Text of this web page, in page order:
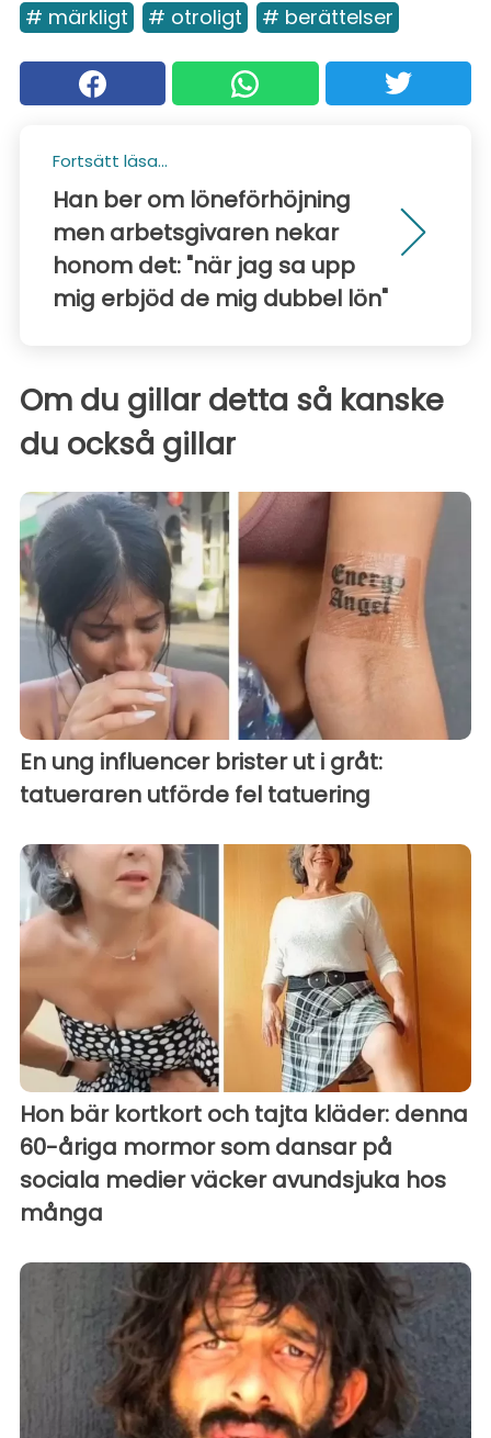
# märkligt # otroligt # berättelser
Fortsätt läsa...
Han ber om löneförhöjning
men arbetsgivaren nekar
honom det: "när jag sa upp
mig erbjöd de mig dubbel lön"
Om du gillar detta så kanske
du också gillar
En ung influencer brister ut i gråt:
tatueraren utförde fel tatuering
Hon bär kortkort och tajta kläder: denna
60-åriga mormor som dansar på
sociala medier väcker avundsjuka hos
många